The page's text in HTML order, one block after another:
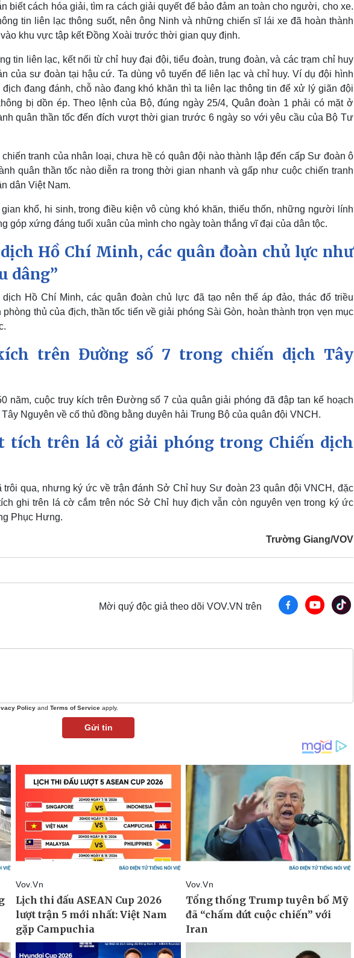
biết cách hóa giải, tìm ra cách giải quyết để bảo đảm an toàn cho người, cho xe.
tin liên lạc thông suốt, nên ông Ninh và những chiến sĩ lái xe đã hoàn thành
khu vực tập kết Đồng Xoài trước thời gian quy định.
tin liên lạc, kết nối từ chỉ huy đại đội, tiểu đoàn, trung đoàn, và các trạm chỉ huy
của sư đoàn tại hậu cứ. Ta dùng vô tuyến để liên lạc và chỉ huy. Ví dụ đội hình
đang đánh, chỗ nào đang khó khăn thì ta liên lạc thông tin để xử lý giãn đội
bị dồn ép. Theo lệnh của Bộ, đúng ngày 25/4, Quân đoàn 1 phải có mặt ở
quân thần tốc đến đích vượt thời gian trước 6 ngày so với yêu cầu của Bộ Tư
tranh của nhân loại, chưa hề có quân đội nào thành lập đến cấp Sư đoàn ô
quân thần tốc nào diễn ra trong thời gian nhanh và gấp như cuộc chiến tranh
dân Việt Nam.
khổ, hi sinh, trong điều kiện vô cùng khó khăn, thiếu thốn, những người lính
góp xứng đáng tuổi xuân của mình cho ngày toàn thắng vĩ đại của dân tộc.
Hồ Chí Minh, các quân đoàn chủ lực như
dâng”
dịch Hồ Chí Minh, các quân đoàn chủ lực đã tạo nên thế áp đảo, thác đổ triều
phòng thủ của địch, thần tốc tiến về giải phóng Sài Gòn, hoàn thành trọn vẹn mục
trên Đường số 7 trong chiến dịch Tây
năm, cuộc truy kích trên Đường số 7 của quân giải phóng đã đập tan kế hoạch
Nguyên về cố thủ đồng bằng duyên hải Trung Bộ của quân đội VNCH.
tích trên lá cờ giải phóng trong Chiến dịch
trôi qua, nhưng ký ức về trận đánh Sở Chỉ huy Sư đoàn 23 quân đội VNCH, đặc
ghi trên lá cờ cắm trên nóc Sở Chỉ huy địch vẫn còn nguyên vẹn trong ký ức
Phục Hưng.
Trường Giang/VOV
Mời quý độc giả theo dõi VOV.VN trên
Policy and Terms of Service apply.
Gửi tin